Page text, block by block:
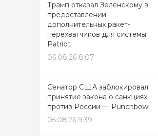
Трамп отказал Зеленскому в
предоставлении
дополнительных ракет-
перехватчиков для системы
Patriot
06.08.26 8:07
Сенатор США заблокировал
принятие закона о санкциях
против России — Punchbowl
05.08.26 9:39